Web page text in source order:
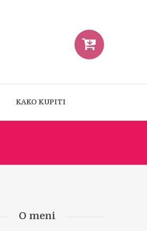
KAKO KUPITI
O meni